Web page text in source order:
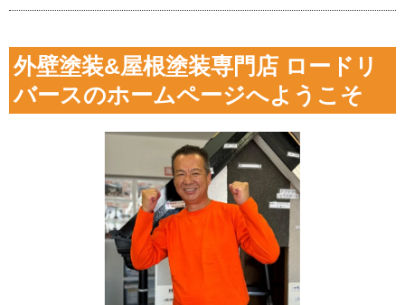
外壁塗装&屋根塗装専門店 ロードリ
バースのホームページへようこそ